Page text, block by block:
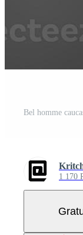
1 170